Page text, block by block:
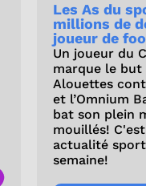
Les As du
millions de
joueur de
Un joueur du
marque le but
Alouettes
et l’Omnium
bat son plein
mouillés!
actualité
semaine!